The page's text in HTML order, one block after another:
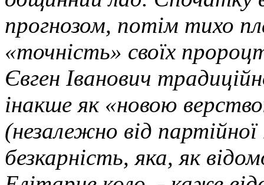
прогнозом, потім тихо
«точність» своїх
Євген Іванович
інакше як «новою
(незалежно від
безкарність, яка, як